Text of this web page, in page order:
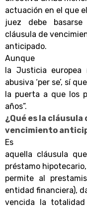
actuación en el que el
juez debe
cláusula de
anticipado.
Aunque
la Justicia europea
abusiva ‘per se’, sí
la puerta a que los
años”.
¿Qué es la cláusula
vencimiento
Es
aquella cláusula
préstamo
permite al
entidad financiera),
vencida la